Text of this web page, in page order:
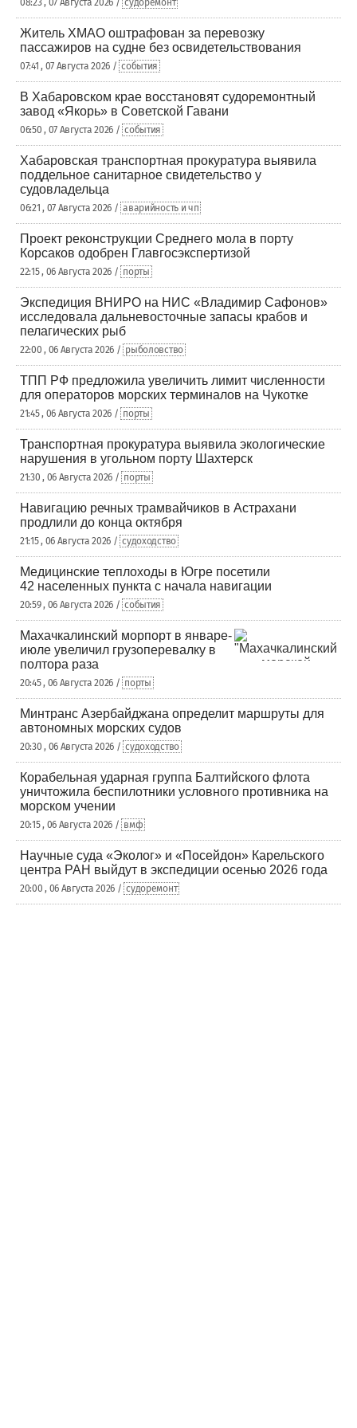
08:23 , 07 Августа 2026 / судоремонт
Житель ХМАО оштрафован за перевозку
пассажиров на судне без освидетельствования
07:41 , 07 Августа 2026 / события
В Хабаровском крае восстановят судоремонтный
завод «Якорь» в Советской Гавани
06:50 , 07 Августа 2026 / события
Хабаровская транспортная прокуратура выявила
поддельное санитарное свидетельство у
судовладельца
06:21 , 07 Августа 2026 / аварийность и чп
Проект реконструкции Среднего мола в порту
Корсаков одобрен Главгосэкспертизой
22:15 , 06 Августа 2026 / порты
Экспедиция ВНИРО на НИС «Владимир Сафонов»
исследовала дальневосточные запасы крабов и
пелагических рыб
22:00 , 06 Августа 2026 / рыболовство
ТПП РФ предложила увеличить лимит численности
для операторов морских терминалов на Чукотке
21:45 , 06 Августа 2026 / порты
Транспортная прокуратура выявила экологические
нарушения в угольном порту Шахтерск
21:30 , 06 Августа 2026 / порты
Навигацию речных трамвайчиков в Астрахани
продлили до конца октября
21:15 , 06 Августа 2026 / судоходство
Медицинские теплоходы в Югре посетили
42 населенных пункта с начала навигации
20:59 , 06 Августа 2026 / события
Махачкалинский морпорт в январе-
июле увеличил грузоперевалку в
полтора раза
20:45 , 06 Августа 2026 / порты
Минтранс Азербайджана определит маршруты для
автономных морских судов
20:30 , 06 Августа 2026 / судоходство
Корабельная ударная группа Балтийского флота
уничтожила беспилотники условного противника на
морском учении
20:15 , 06 Августа 2026 / вмф
Научные суда «Эколог» и «Посейдон» Карельского
центра РАН выйдут в экспедиции осенью 2026 года
20:00 , 06 Августа 2026 / судоремонт